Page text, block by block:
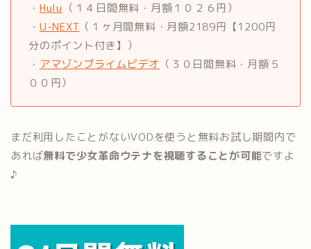
・ Hulu （１４日間無料・月額１０２６円）
・ U-NEXT （１ヶ月間無料・月額2189円【1200円
分のポイント付き】）
・ アマゾンプライムビデオ （３０日間無料・月額５
００円）
まだ利用したことがないVODを使うと無料お試し期間内で
あれば無料で少女革命ウテナを視聴することが可能ですよ
♪